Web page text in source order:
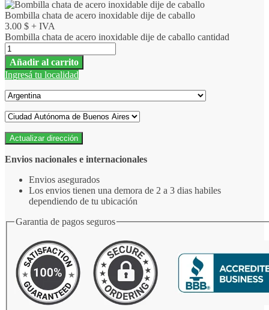
Bombilla chata de acero inoxidable dije de caballo
3.00 $ + IVA
Bombilla chata de acero inoxidable dije de caballo cantidad
Añadir al carrito
Ingresá tu localidad
Actualizar dirección
Envios nacionales e internacionales
Envios asegurados
Los envios tienen una demora de 2 a 3 dias habiles
dependiendo de tu ubicación
Garantia de pagos seguros